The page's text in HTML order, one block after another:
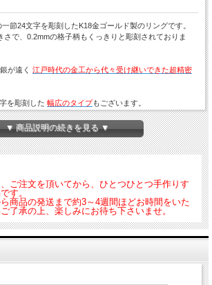
節24文字を彫刻したK18金ゴールド製のリングです。
さで、0.2mmの格子柄もくっきりと彫刻されておりま
が遠く 江戸時代の金工から代々受け継いできた超精密
を彫刻した 幅広のタイプもございます。
「孫子ペンダント・風林火山・k18金ゴールド」もオスス
・シルバー950製
▼ 商品説明の続きを見る ▼
ご注文を頂いてから、ひとつひとつ手作りす
す。
商品の発送まで約3～4週間ほどお時間をいた
了承の上、楽しみにお待ち下さいませ。